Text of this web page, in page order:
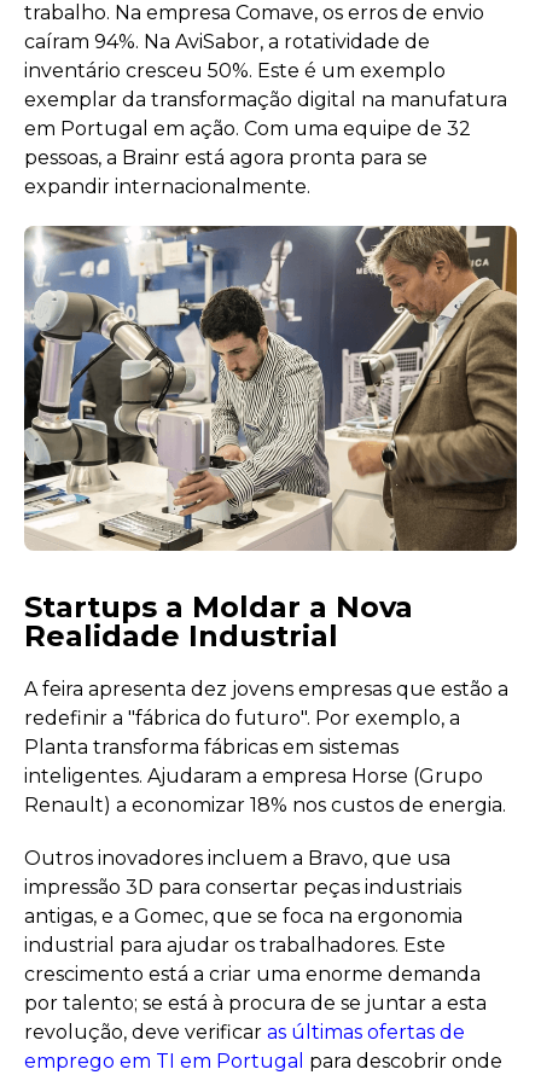
trabalho. Na empresa Comave, os erros de envio
caíram 94%. Na AviSabor, a rotatividade de
inventário cresceu 50%. Este é um exemplo
exemplar da transformação digital na manufatura
em Portugal em ação. Com uma equipe de 32
pessoas, a Brainr está agora pronta para se
expandir internacionalmente.
Startups a Moldar a Nova
Realidade Industrial
A feira apresenta dez jovens empresas que estão a
redefinir a "fábrica do futuro". Por exemplo, a
Planta transforma fábricas em sistemas
inteligentes. Ajudaram a empresa Horse (Grupo
Renault) a economizar 18% nos custos de energia.
Outros inovadores incluem a Bravo, que usa
impressão 3D para consertar peças industriais
antigas, e a Gomec, que se foca na ergonomia
industrial para ajudar os trabalhadores. Este
crescimento está a criar uma enorme demanda
por talento; se está à procura de se juntar a esta
revolução, deve verificar as últimas ofertas de
emprego em TI em Portugal para descobrir onde